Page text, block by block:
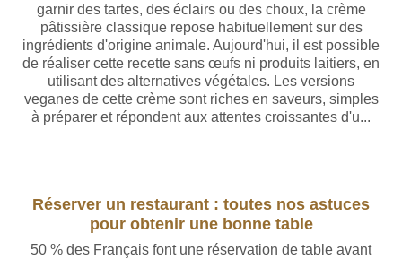
garnir des tartes, des éclairs ou des choux, la crème
pâtissière classique repose habituellement sur des
ingrédients d'origine animale. Aujourd'hui, il est possible
de réaliser cette recette sans œufs ni produits laitiers, en
utilisant des alternatives végétales. Les versions
veganes de cette crème sont riches en saveurs, simples
à préparer et répondent aux attentes croissantes d'u...
Réserver un restaurant : toutes nos astuces
pour obtenir une bonne table
50 % des Français font une réservation de table avant